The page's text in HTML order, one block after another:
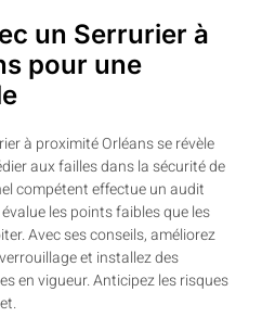
un Serrurier à
pour une
à proximité Orléans se révèle
aux failles dans la sécurité de
compétent effectue un audit
les points faibles que les
Avec ses conseils, améliorez
et installez des
en vigueur. Anticipez les risques